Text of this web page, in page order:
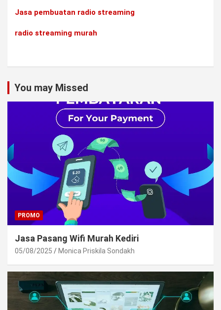
Jasa pembuatan radio streaming
radio streaming murah
You may Missed
PROMO
Jasa Pasang Wifi Murah Kediri
05/08/2025 Monica Priskila Sondakh